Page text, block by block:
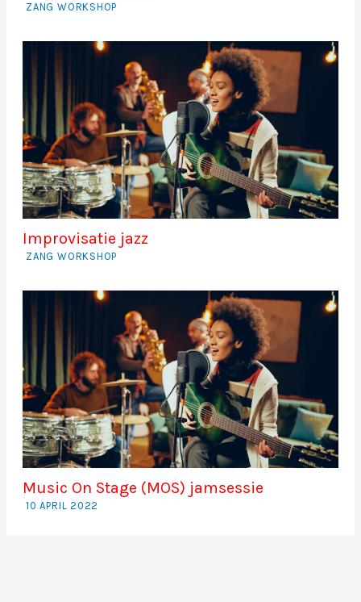
ZANG WORKSHOP
Improvisatie jazz
ZANG WORKSHOP
Music On Stage (MOS) jamsessie
10 APRIL 2022